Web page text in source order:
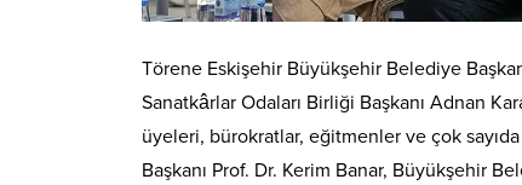
Törene Eskişehir Büyükşehir Belediye
Sanatkârlar Odaları Birliği Başkanı Adnan
üyeleri, bürokratlar, eğitmenler ve çok
Başkanı Prof. Dr. Kerim Banar, Büyükşehir